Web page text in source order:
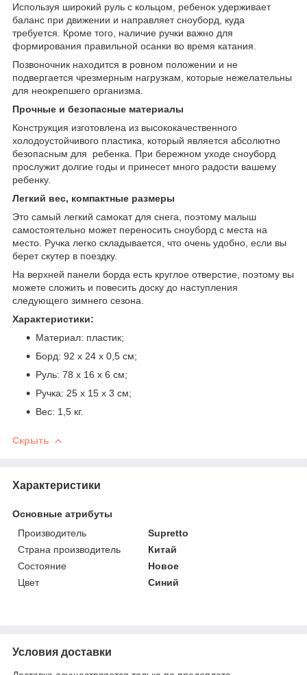
Используя широкий руль с кольцом, ребенок удерживает
баланс при движении и направляет сноуборд, куда
требуется. Кроме того, наличие ручки важно для
формирования правильной осанки во время катания.
Позвоночник находится в ровном положении и не
подвергается чрезмерным нагрузкам, которые нежелательны
для неокрепшего организма.
Прочные и безопасные материалы
Конструкция изготовлена из высококачественного
холодоустойчивого пластика, который является абсолютно
безопасным для ребенка. При бережном уходе сноуборд
прослужит долгие годы и принесет много радости вашему
ребенку.
Легкий вес, компактные размеры
Это самый легкий самокат для снега, поэтому малыш
самостоятельно может переносить сноуборд с места на
место. Ручка легко складывается, что очень удобно, если вы
берет скутер в поездку.
На верхней панели борда есть круглое отверстие, поэтому вы
можете сложить и повесить доску до наступления
следующего зимнего сезона.
Характеристики:
Материал: пластик;
Борд: 92 х 24 х 0,5 см;
Руль: 78 х 16 х 6 см;
Ручка: 25 х 15 х 3 см;
Вес: 1,5 кг.
Скрыть
Характеристики
Основные атрибуты
Производитель
Supretto
Страна производитель
Китай
Состояние
Новое
Цвет
Синий
Условия доставки